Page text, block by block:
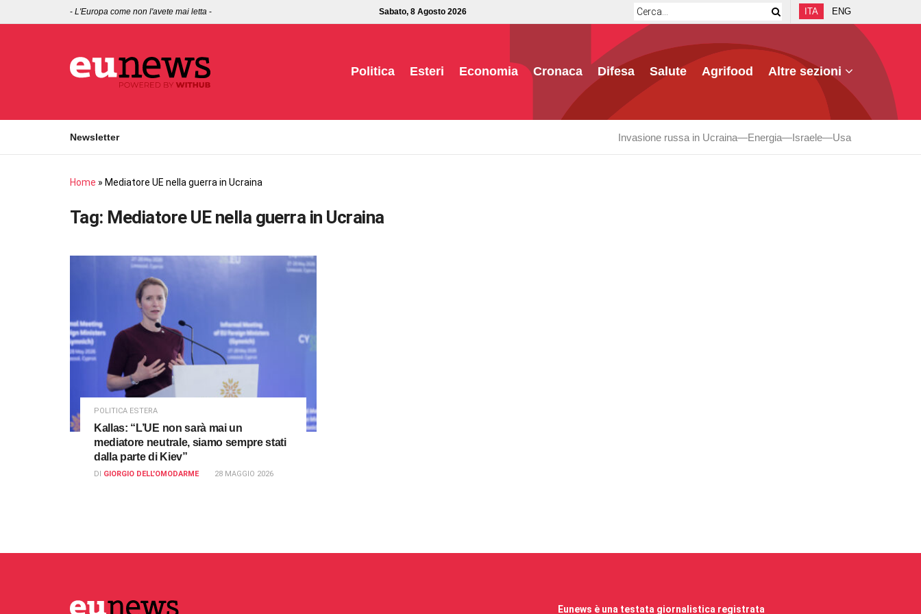
- L'Europa come non l'avete mai letta - Sabato, 8 Agosto 2026 ITA ENG
Politica Esteri Economia Cronaca Difesa Salute Agrifood Altre sezioni
Newsletter Invasione russa in Ucraina Energia Israele Usa
Home » Mediatore UE nella guerra in Ucraina
Tag: Mediatore UE nella guerra in Ucraina
POLITICA ESTERA
Kallas: “L’UE non sarà mai un
mediatore neutrale, siamo sempre stati
dalla parte di Kiev”
DI GIORGIO DELL'OMODARME 28 MAGGIO 2026
Eunews è una testata giornalistica registrata